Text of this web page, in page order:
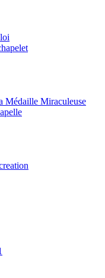
Médaille Miraculeuse